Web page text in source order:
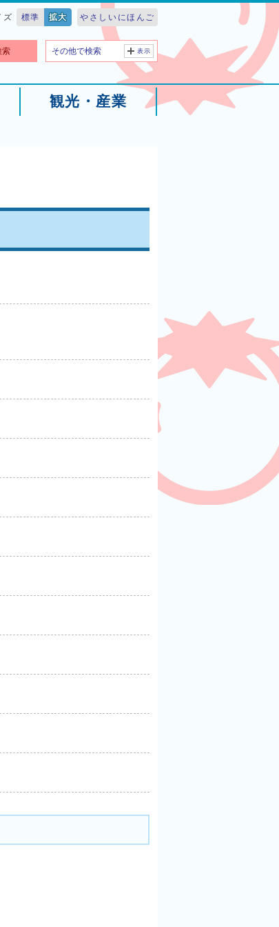
ズ 標準 拡大 やさしいにほんご
索 その他で検索 表示
観光・産業